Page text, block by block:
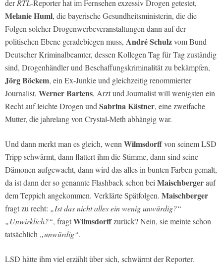
derRTL-Reporter hat im Fernsehen exzessiv Drogen getestet,
Melanie Huml, die bayerische Gesundheitsministerin, die die
Folgen solcher Drogenwerbeveranstaltungen dann auf der
politischen Ebene geradebiegen muss, André Schulzvom Bund
Deutscher Kriminalbeamter, dessen Kollegen Tag für Tag zuständig
sind, Drogenhändler und Beschaffungskriminalität zu bekämpfen,
Jörg Böckem, ein Ex-Junkie und gleichzeitig renommierter
Journalist, Werner Bartens, Arzt und Journalist will wenigsten ein
Recht auf leichte Drogen und Sabrina Kästner, eine zweifache
Mutter, die jahrelang von Crystal-Meth abhängig war.
Und dann merkt man es gleich, wenn Wilmsdorffvon seinem LSD
Tripp schwärmt, dann flattert ihm die Stimme, dann sind seine
Dämonen aufgewacht, dann wird das alles in bunten Farben gemalt,
da ist dann der so genannte Flashback schon bei Maischbergerauf
dem Teppich angekommen. Verklärte Spätfolgen. Maischberger
fragt zu recht: „Ist das nicht alles ein wenig unwürdig?“
„Unwirklich?“, fragtWilmsdorffzurück? Nein, sie meinte schon
tatsächlich „unwürdig“.
LSD hätte ihm viel erzählt über sich, schwärmt der Reporter.